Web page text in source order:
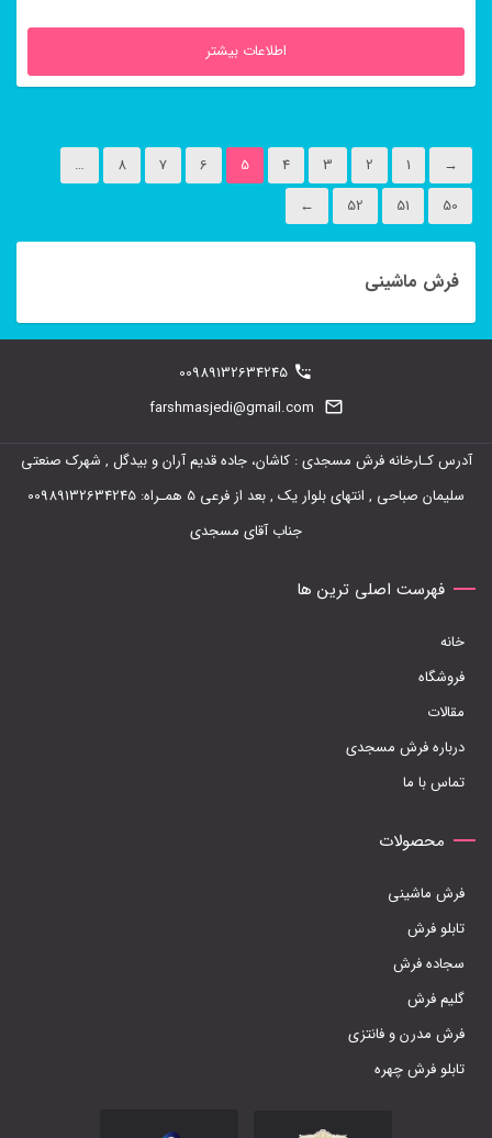
اطلاعات بیشتر
→
1
2
3
4
5
6
7
8
…
50
51
52
←
فرش ماشینی
00989132634245
farshmasjedi@gmail.com
آدرس کـارخانه فرش مسجدی : کاشان، جاده قدیم آران و بیدگل , شهرک صنعتی
سلیمان صباحی , انتهای بلوار یک , بعد از فرعی 5 همـراه: 00989132634245
جناب آقای مسجدی
فهرست اصلی ترین ها
خانه
فروشگاه
مقالات
درباره فرش مسجدی
تماس با ما
محصولات
فرش ماشینی
تابلو فرش
سجاده فرش
گلیم فرش
فرش مدرن و فانتزی
تابلو فرش چهره